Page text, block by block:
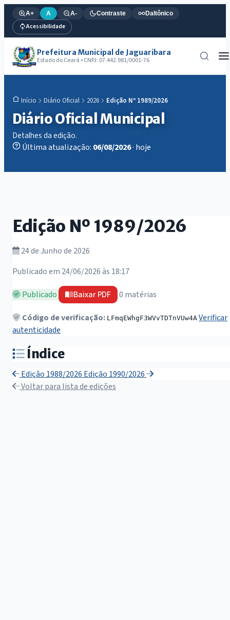
A+ A A- Contraste Daltônico
Acessibilidade
Prefeitura Municipal de Jaguaribara
Estado do Ceará • CNPJ: 07.442.981/0001-76
Início Diário Oficial 2026 Edição Nº 1989/2026
Diário Oficial Municipal
Detalhes da edição.
Última atualização: 06/08/2026· hoje
Edição Nº 1989/2026
24 de Junho de 2026
Publicado em 24/06/2026 às 18:17
Publicado Baixar PDF 0 matérias
Código de verificação: LFmqEWhgF3WVvTDTnVUw4A Verificar
autenticidade
Índice
Edição 1988/2026 Edição 1990/2026
Voltar para lista de edições